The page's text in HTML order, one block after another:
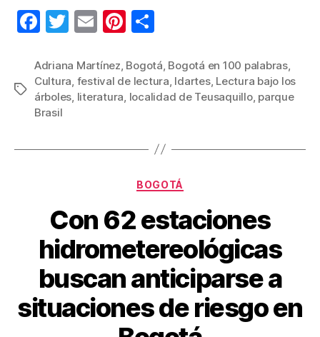
F
c
e
b
o
T
tt
er
E
ail
Pi
er
e
m
p
Etiquetas
Adriana Martínez, Bogotá, Bogotá en 100 palabras,
Cultura, festival de lectura, Idartes, Lectura bajo los
árboles, literatura, localidad de Teusaquillo, parque
Brasil
Categorías
BOGOTÁ
Con 62 estaciones
hidrometereológicas
buscan anticiparse a
situaciones de riesgo en